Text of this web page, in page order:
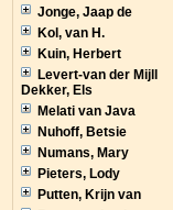
Jonge, Jaap de
Kol, van H.
Kuin, Herbert
Levert-van der Mijll
Dekker, Els
Melati van Java
Nuhoff, Betsie
Numans, Mary
Pieters, Lody
Putten, Krijn van